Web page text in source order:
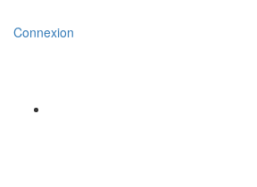
Connexion